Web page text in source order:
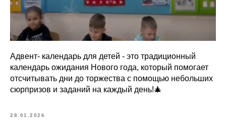
Адвент- календарь для детей - это традиционный
календарь ожидания Нового года, который помогает
отсчитывать дни до торжества с помощью небольших
сюрпризов и заданий на каждый день!🎄
28.01.2026